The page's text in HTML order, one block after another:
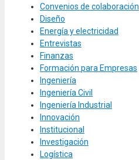
Convenios de colaboración
Diseño
Energía y electricidad
Entrevistas
Finanzas
Formación para Empresas
Ingeniería
Ingeniería Civil
Ingeniería Industrial
Innovación
Institucional
Investigación
Logística